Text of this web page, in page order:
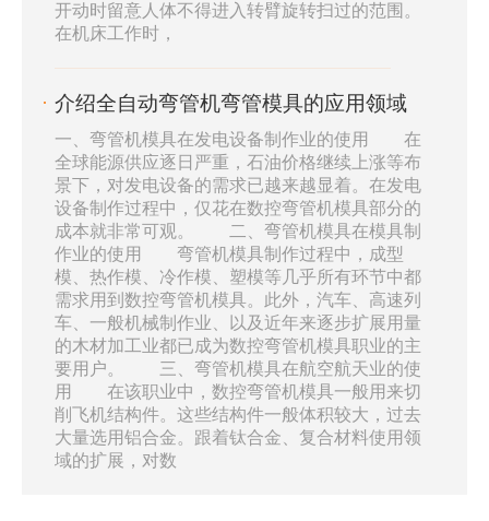
开动时留意人体不得进入转臂旋转扫过的范围。
在机床工作时，
介绍全自动弯管机弯管模具的应用领域
一、弯管机模具在发电设备制作业的使用 在
全球能源供应逐日严重，石油价格继续上涨等布
景下，对发电设备的需求已越来越显着。在发电
设备制作过程中，仅花在数控弯管机模具部分的
成本就非常可观。 二、弯管机模具在模具制
作业的使用 弯管机模具制作过程中，成型
模、热作模、冷作模、塑模等几乎所有环节中都
需求用到数控弯管机模具。此外，汽车、高速列
车、一般机械制作业、以及近年来逐步扩展用量
的木材加工业都已成为数控弯管机模具职业的主
要用户。 三、弯管机模具在航空航天业的使
用 在该职业中，数控弯管机模具一般用来切
削飞机结构件。这些结构件一般体积较大，过去
大量选用铝合金。跟着钛合金、复合材料使用领
域的扩展，对数